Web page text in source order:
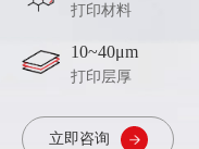
打印材料
10~40μm
打印层厚
立即咨询